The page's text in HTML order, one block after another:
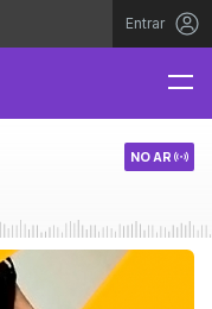
Entrar
NO AR